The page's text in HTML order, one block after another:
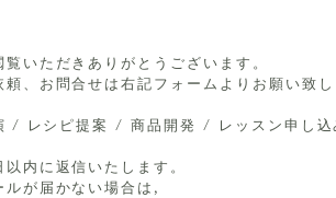
いただきありがとうございます。
頼、お問合せは右記フォームよりお願い致
/ レシピ提案 / 商品開発 / レッスン申し
内に返信いたします。
ルが届かない場合は,